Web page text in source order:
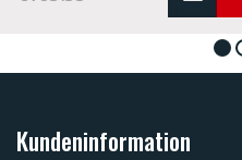
1
Kundeninformation